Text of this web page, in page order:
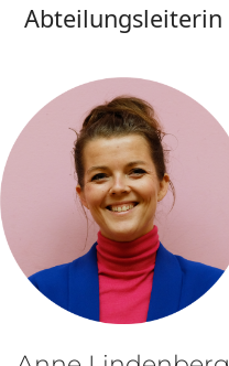
Abteilungsleiterin